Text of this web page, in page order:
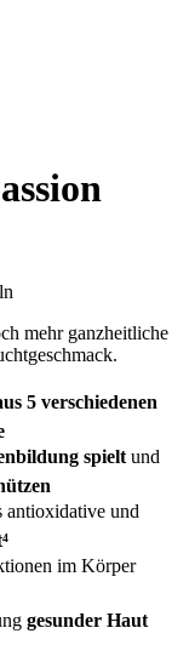
mehr ganzheitliche
5 verschiedenen
spielt und
antioxidative und
⁴
im Körper
gesunder Haut